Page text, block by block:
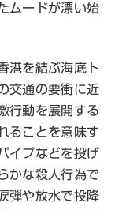
ムードが漂い始
港を結ぶ海底ト
交通の要衝に近
行動を展開する
ることを意味す
イプなどを投げ
かな殺人行為で
弾や放水で投降